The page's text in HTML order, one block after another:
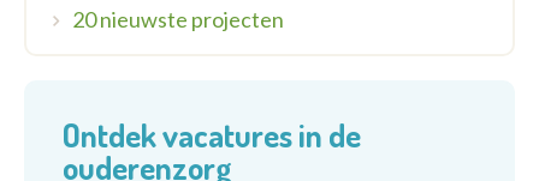
20 nieuwste projecten
Ontdek vacatures in de
ouderenzorg